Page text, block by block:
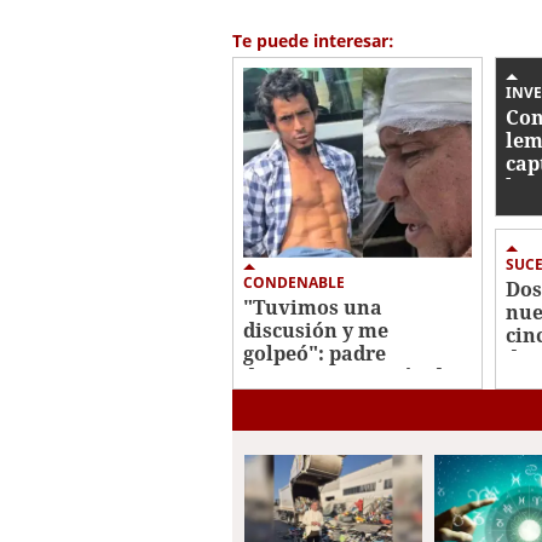
Te puede interesar:
CONDENABLE
"Tuvimos una
discusión y me
golpeó": padre
denuncia agresión de
de